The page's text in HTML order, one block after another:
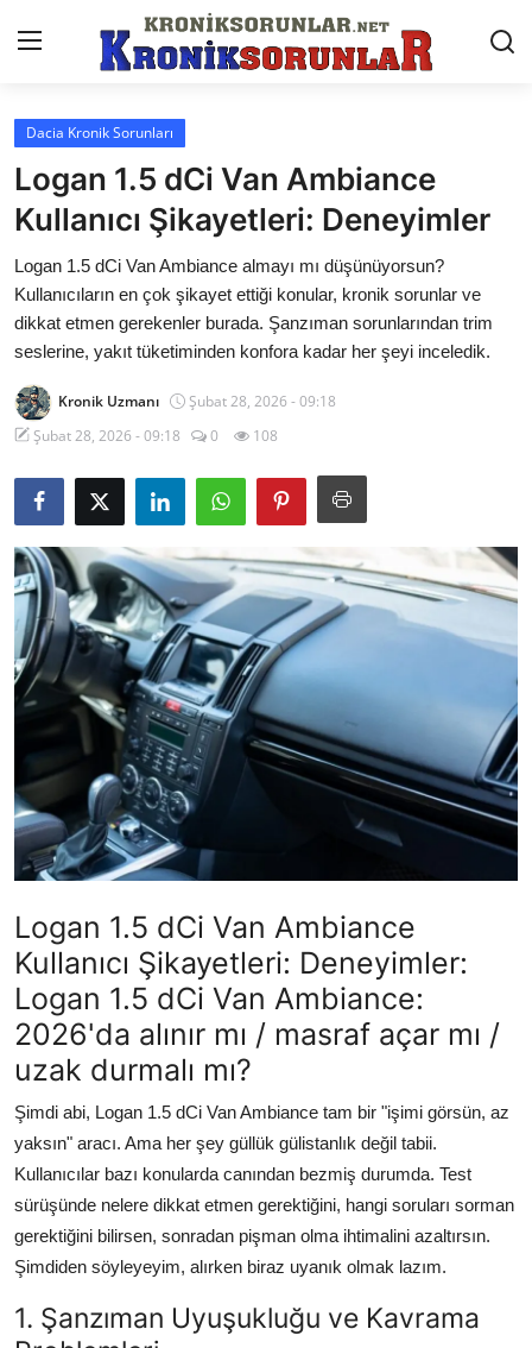
Anasayfa
Markalar
İletişim
Trafik & Cezalar
Sigorta & Kasko
Vergi & ÖTV & MTV
Sorgulamalar
İkinci El & Alım-Satım
Bakım & Arıza Çözümleri
Elektrikli & Hibrit
Kiralama & Filo
Sürüş & Güvenlik
Lastik & Jant
Yağlar & Sıvılar
LPG & Yakıt
Elektrik & Akü
Klima & Konfor
Şanzıman & Aktarma
Dizel Sistemler
Multimedya & Elektronik
Dacia Kronik Sorunları
Logan 1.5 dCi Van Ambiance
Kullanıcı Şikayetleri: Deneyimler
Logan 1.5 dCi Van Ambiance almayı mı düşünüyorsun?
Kullanıcıların en çok şikayet ettiği konular, kronik sorunlar ve
dikkat etmen gerekenler burada. Şanzıman sorunlarından trim
seslerine, yakıt tüketiminden konfora kadar her şeyi inceledik.
Kronik Uzmanı
Şubat 28, 2026 - 09:18
Şubat 28, 2026 - 09:18
0 108
Logan 1.5 dCi Van Ambiance
Kullanıcı Şikayetleri: Deneyimler:
Logan 1.5 dCi Van Ambiance:
2026'da alınır mı / masraf açar mı /
uzak durmalı mı?
Şimdi abi, Logan 1.5 dCi Van Ambiance tam bir "işimi görsün, az
yaksın" aracı. Ama her şey güllük gülistanlık değil tabii.
Kullanıcılar bazı konularda canından bezmiş durumda. Test
sürüşünde nelere dikkat etmen gerektiğini, hangi soruları sorman
gerektiğini bilirsen, sonradan pişman olma ihtimalini azaltırsın.
Şimdiden söyleyeyim, alırken biraz uyanık olmak lazım.
1. Şanzıman Uyuşukluğu ve Kavrama